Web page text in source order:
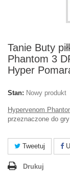
Tanie Buty
Phantom 3
Hyper
Stan: Nowy produkt
Hypervenom
przeznaczone do
Tweetuj
Drukuj